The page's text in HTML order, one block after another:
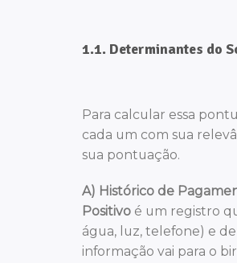
1.1. Determinantes do
Para calcular essa
cada um com sua
sua pontuação.
A) Histórico de
Positivo é um registro
água, luz, telefone) e
informação vai para o